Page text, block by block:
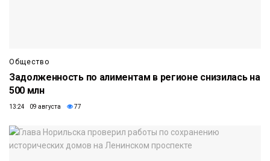
Общество
Задолженность по алиментам в регионе снизилась на
500 млн
13:24 09 августа 77